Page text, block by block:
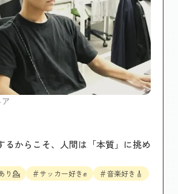
るからこそ、人間は「本質」に挑め
り💁 ＃サッカー好き✊ ＃音楽好き🎸